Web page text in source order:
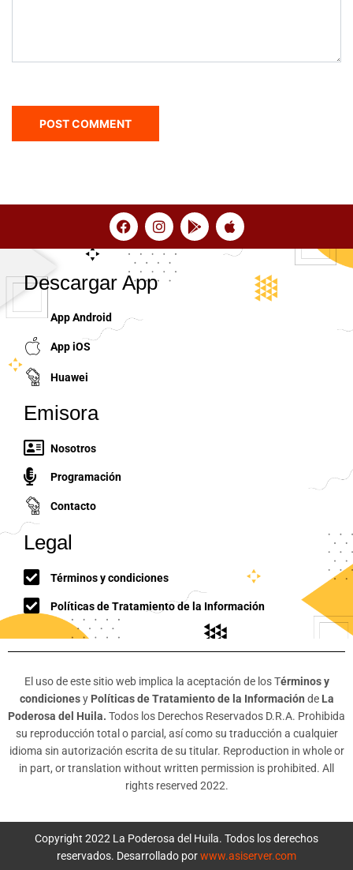
Descargar App
App Android
App iOS
Huawei
Emisora
Nosotros
Programación
Contacto
Legal
Términos y condiciones
Políticas de Tratamiento de la Información
El uso de este sitio web implica la aceptación de los Términos y
condicionesy Políticas de Tratamiento de la Información de La
Poderosa del Huila. Todos los Derechos Reservados D.R.A. Prohibida
su reproducción total o parcial, así como su traducción a cualquier
idioma sin autorización escrita de su titular. Reproduction in whole or
in part, or translation without written permission is prohibited. All
rights reserved 2022.
Copyright 2022 La Poderosa del Huila. Todos los derechos
reservados. Desarrollado porwww.asiserver.com